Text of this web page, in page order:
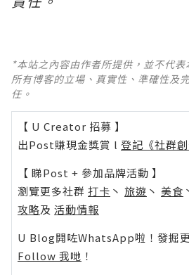
*本站之內容由作者所提供，並不代
所有博客的立場、真實性、準確性及
任。
【 U Creator 招募 】
出Post賺現金獎賞 l 登記《社群創
【 睇Post + 參加品牌活動 】
瀏覽更多社群 打卡 丶 旅遊 丶 美食
攻略及 活動情報
U Blog開咗WhatsApp啦！發掘
Follow 我哋 ！